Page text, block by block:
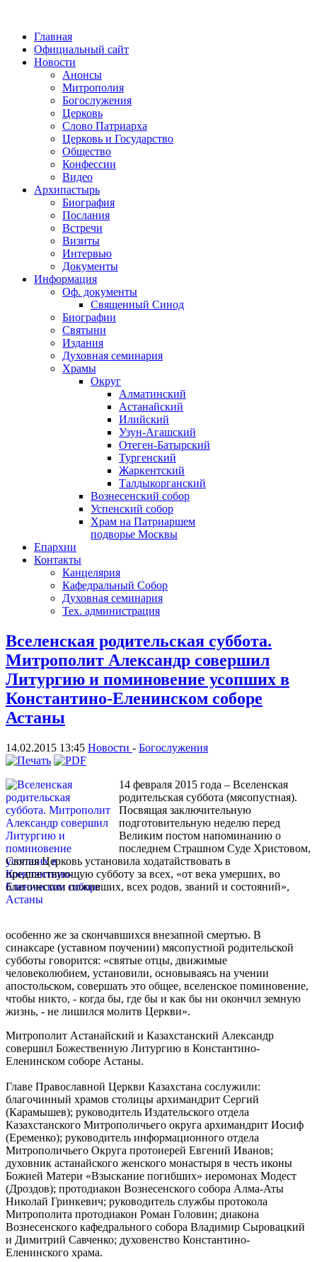
Главная
Официальный сайт
Новости
Анонсы
Митрополия
Богослужения
Церковь
Слово Патриарха
Церковь и Государство
Общество
Конфессии
Видео
Архипастырь
Биография
Послания
Встречи
Визиты
Интервью
Документы
Информация
Оф. документы
Священный Синод
Биографии
Святыни
Издания
Духовная семинария
Храмы
Округ
Алматинский
Астанайский
Илийский
Узун-Агашский
Отеген-Батырский
Тургенский
Жаркентский
Талдыкорганский
Вознесенский собор
Успенский собор
Храм на Патриаршем
подворье Москвы
Епархии
Контакты
Канцелярия
Кафедральный Собор
Духовная семинария
Тех. администрация
Вселенская родительская суббота.
Митрополит Александр совершил
Литургию и поминовение усопших в
Константино-Еленинском соборе
Астаны
14.02.2015 13:45 Новости - Богослужения
14 февраля 2015 года – Вселенская
родительская суббота (мясопустная).
Посвящая заключительную
подготовительную неделю перед
Великим постом напоминанию о
последнем Страшном Суде Христовом,
Святая Церковь установила ходатайствовать в
предшествующую субботу за всех, «от века умерших, во
благочестии поживших, всех родов, званий и состояний»,
особенно же за скончавшихся внезапной смертью. В
синаксаре (уставном поучении) мясопустной родительской
субботы говорится: «святые отцы, движимые
человеколюбием, установили, основываясь на учении
апостольском, совершать это общее, вселенское поминовение,
чтобы никто, - когда бы, где бы и как бы ни окончил земную
жизнь, - не лишился молитв Церкви».
Митрополит Астанайский и Казахстанский Александр
совершил Божественную Литургию в Константино-
Еленинском соборе Астаны.
Главе Православной Церкви Казахстана сослужили:
благочинный храмов столицы архимандрит Сергий
(Карамышев); руководитель Издательского отдела
Казахстанского Митрополичьего округа архимандрит Иосиф
(Еременко); руководитель информационного отдела
Митрополичьего Округа протоиерей Евгений Иванов;
духовник астанайского женского монастыря в честь иконы
Божией Матери «Взыскание погибших» иеромонах Модест
(Дроздов); протодиакон Вознесенского собора Алма-Аты
Николай Гринкевич; руководитель службы протокола
Митрополита протодиакон Роман Головин; диакона
Вознесенского кафедрального собора Владимир Сыровацкий
и Димитрий Савченко; духовенство Константино-
Еленинского храма.